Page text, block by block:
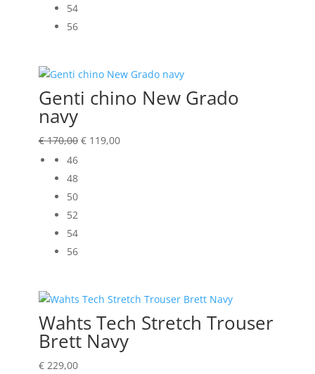
54
56
Genti chino New Grado
navy
€170,00 Oorspronkelijke
€119,00Huidige
46
48
50
52
54
56
Wahts Tech Stretch Trouser
Brett Navy
€229,00